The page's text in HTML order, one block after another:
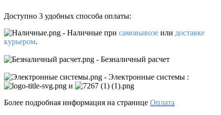
Доступно 3 удобных способа оплаты:
- Наличные при самовывозе или доставке
курьером.
- Безналичный расчет
- Электронные системы :
и
Более подробная информация на странице Оплата